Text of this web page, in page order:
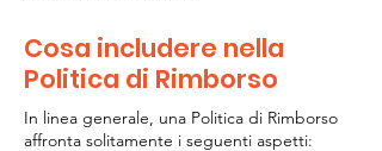
Cosa includere nella
Politica di Rimborso
In linea generale, una Politica di Rimborso
affronta solitamente i seguenti aspetti: